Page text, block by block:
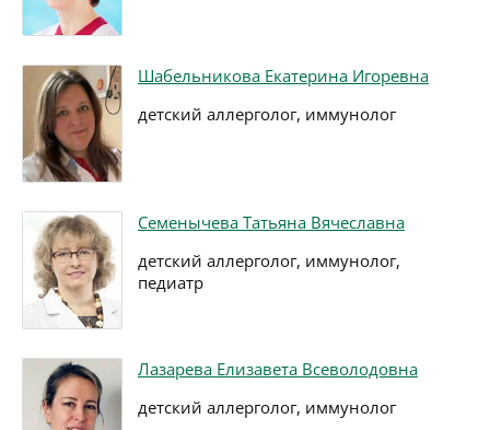
Шабельникова Екатерина Игоревна
детский аллерголог, иммунолог
Семенычева Татьяна Вячеславна
детский аллерголог, иммунолог,
педиатр
Лазарева Елизавета Всеволодовна
детский аллерголог, иммунолог